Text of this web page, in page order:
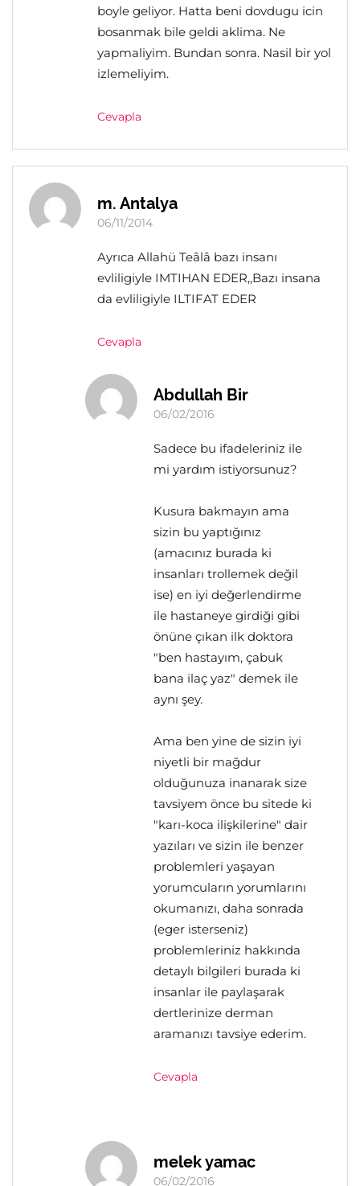
boyle geliyor. Hatta beni dovdugu icin
bosanmak bile geldi aklima. Ne
yapmaliyim. Bundan sonra. Nasil bir yol
izlemeliyim.
Cevapla
m. Antalya
06/11/2014
Ayrıca Allahü Teâlâ bazı insanı
evliligiyle IMTIHAN EDER,,Bazı insana
da evliligiyle ILTIFAT EDER
Cevapla
Abdullah Bir
06/02/2016
Sadece bu ifadeleriniz ile
mi yardım istiyorsunuz?
Kusura bakmayın ama
sizin bu yaptığınız
(amacınız burada ki
insanları trollemek değil
ise) en iyi değerlendirme
ile hastaneye girdiği gibi
önüne çıkan ilk doktora
"ben hastayım, çabuk
bana ilaç yaz" demek ile
aynı şey.
Ama ben yine de sizin iyi
niyetli bir mağdur
olduğunuza inanarak size
tavsiyem önce bu sitede ki
"karı-koca ilişkilerine" dair
yazıları ve sizin ile benzer
problemleri yaşayan
yorumcuların yorumlarını
okumanızı, daha sonrada
(eger isterseniz)
problemleriniz hakkında
detaylı bilgileri burada ki
insanlar ile paylaşarak
dertlerinize derman
aramanızı tavsiye ederim.
Cevapla
melek yamac
06/02/2016